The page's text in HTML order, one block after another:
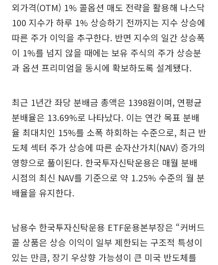
외가격(OTM) 1% 콜옵션 매도 전략을 활용해 나스닥
100 지수가 하루 1% 상승하기 전까지는 지수 상승에
따른 주가 이익을 추구한다. 반면 지수의 일간 상승폭
이 1%를 넘지 않을 때에는 보유 주식의 주가 상승분
과 옵션 프리미엄을 동시에 확보하도록 설계됐다.
최근 1년간 좌당 분배금 총액은 1398원이며, 연평균
분배율은 13.69%로 나타났다. 이는 연간 목표 분배
율 최대치인 15%를 소폭 하회하는 수준으로, 최근 반
도체 섹터 주가 상승에 따른 순자산가치(NAV) 증가의
영향으로 풀이된다. 한국투자신탁운용은 매월 분배
시점의 최신 NAV를 기준으로 약 1.25% 수준의 월 분
배율을 유지한다.
남용수 한국투자신탁운용 ETF운용본부장은 “커버드
콜 상품은 상승 이익이 일부 제한되는 구조적 특성이
있는 만큼, 장기 우상향 가능성이 큰 미국 반도체를